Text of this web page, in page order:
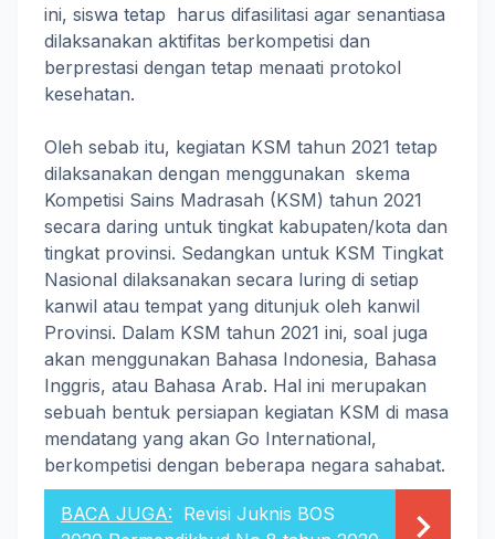
ini, siswa tetap harus difasilitasi agar senantiasa
dilaksanakan aktifitas berkompetisi dan
berprestasi dengan tetap menaati protokol
kesehatan.
Oleh sebab itu, kegiatan KSM tahun 2021 tetap
dilaksanakan dengan menggunakan skema
Kompetisi Sains Madrasah (KSM) tahun 2021
secara daring untuk tingkat kabupaten/kota dan
tingkat provinsi. Sedangkan untuk KSM Tingkat
Nasional dilaksanakan secara luring di setiap
kanwil atau tempat yang ditunjuk oleh kanwil
Provinsi. Dalam KSM tahun 2021 ini, soal juga
akan menggunakan Bahasa Indonesia, Bahasa
Inggris, atau Bahasa Arab. Hal ini merupakan
sebuah bentuk persiapan kegiatan KSM di masa
mendatang yang akan Go International,
berkompetisi dengan beberapa negara sahabat.
BACA JUGA: Revisi Juknis BOS